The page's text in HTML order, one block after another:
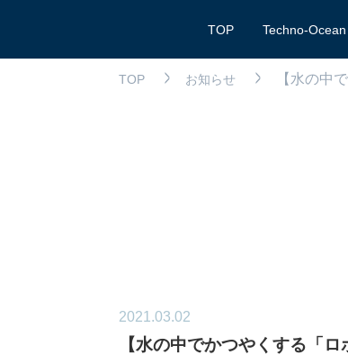
TOP Techno-
TOP お知らせ 【水の中
2021.03.02
【水の中でかつやくする「